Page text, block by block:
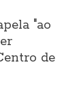
"ao
de